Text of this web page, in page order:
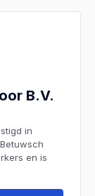
B.V.
in
en is